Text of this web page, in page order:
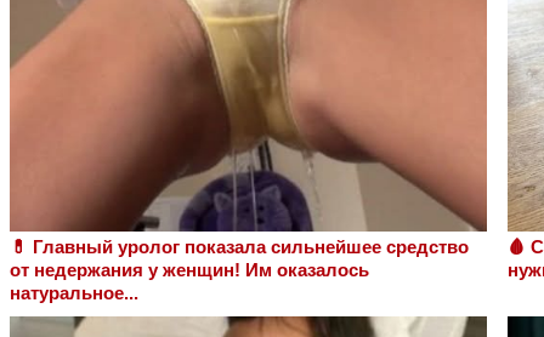
💊 Главный уролог показала сильнейшее средство
от недержания у женщин! Им оказалось
натуральное...
🩸